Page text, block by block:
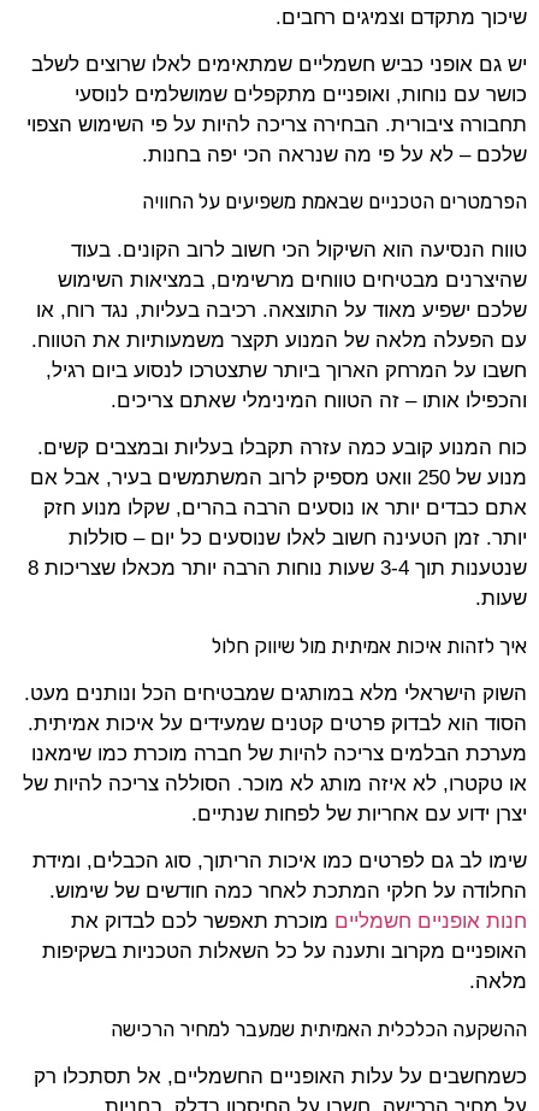
שיכוך מתקדם וצמיגים רחבים.
יש גם אופני כביש חשמליים שמתאימים לאלו שרוצים לשלב
כושר עם נוחות, ואופניים מתקפלים שמושלמים לנוסעי
תחבורה ציבורית. הבחירה צריכה להיות על פי השימוש הצפוי
שלכם – לא על פי מה שנראה הכי יפה בחנות.
הפרמטרים הטכניים שבאמת משפיעים על החוויה
טווח הנסיעה הוא השיקול הכי חשוב לרוב הקונים. בעוד
שהיצרנים מבטיחים טווחים מרשימים, במציאות השימוש
שלכם ישפיע מאוד על התוצאה. רכיבה בעליות, נגד רוח, או
עם הפעלה מלאה של המנוע תקצר משמעותיות את הטווח.
חשבו על המרחק הארוך ביותר שתצטרכו לנסוע ביום רגיל,
והכפילו אותו – זה הטווח המינימלי שאתם צריכים.
כוח המנוע קובע כמה עזרה תקבלו בעליות ובמצבים קשים.
מנוע של 250 וואט מספיק לרוב המשתמשים בעיר, אבל אם
אתם כבדים יותר או נוסעים הרבה בהרים, שקלו מנוע חזק
יותר. זמן הטעינה חשוב לאלו שנוסעים כל יום – סוללות
שנטענות תוך 3-4 שעות נוחות הרבה יותר מכאלו שצריכות 8
שעות.
איך לזהות איכות אמיתית מול שיווק חלול
השוק הישראלי מלא במותגים שמבטיחים הכל ונותנים מעט.
הסוד הוא לבדוק פרטים קטנים שמעידים על איכות אמיתית.
מערכת הבלמים צריכה להיות של חברה מוכרת כמו שימאנו
או טקטרו, לא איזה מותג לא מוכר. הסוללה צריכה להיות של
יצרן ידוע עם אחריות של לפחות שנתיים.
שימו לב גם לפרטים כמו איכות הריתוך, סוג הכבלים, ומידת
החלודה על חלקי המתכת לאחר כמה חודשים של שימוש.
חנות אופניים חשמלייםמוכרת תאפשר לכם לבדוק את
האופניים מקרוב ותענה על כל השאלות הטכניות בשקיפות
מלאה.
ההשקעה הכלכלית האמיתית שמעבר למחיר הרכישה
כשמחשבים על עלות האופניים החשמליים, אל תסתכלו רק